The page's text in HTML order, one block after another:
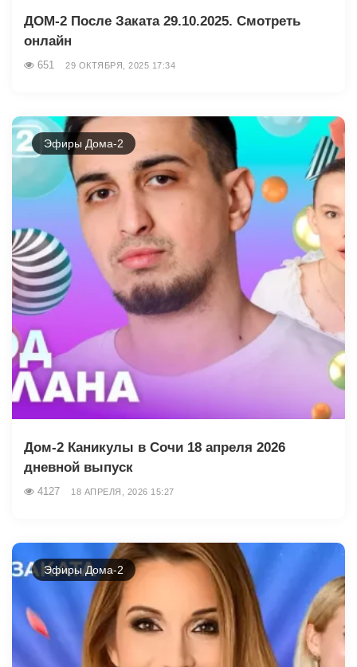
ДОМ-2 После Заката 29.10.2025. Смотреть
онлайн
651 29 ОКТЯБРЯ, 2025 17:34
Эфиры Дома-2
Дом-2 Каникулы в Сочи 18 апреля 2026
дневной выпуск
4127 18 АПРЕЛЯ, 2026 15:27
Эфиры Дома-2